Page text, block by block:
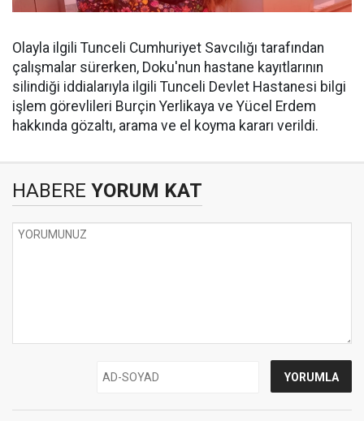
Olayla ilgili Tunceli Cumhuriyet Savcılığı tarafından
çalışmalar sürerken, Doku'nun hastane kayıtlarının
silindiği iddialarıyla ilgili Tunceli Devlet Hastanesi bilgi
işlem görevlileri Burçin Yerlikaya ve Yücel Erdem
hakkında gözaltı, arama ve el koyma kararı verildi.
HABERE YORUM KAT